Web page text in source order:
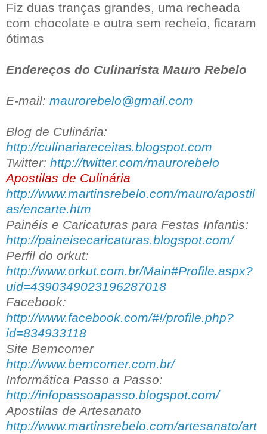
Fiz duas tranças grandes, uma recheada
com chocolate e outra sem recheio, ficaram
ótimas
Endereços do Culinarista Mauro Rebelo
E-mail: maurorebelo@gmail.com
Blog de Culinária:
http://culinariareceitas.blogspot.com
Twitter: http://twitter.com/maurorebelo
Apostilas de Culinária
http://www.martinsrebelo.com/mauro/apostil
as/encarte.htm
Painéis e Caricaturas para Festas Infantis:
http://paineisecaricaturas.blogspot.com/
Perfil do orkut:
http://www.orkut.com.br/Main#Profile.aspx?
uid=4390349023196287018
Facebook:
http://www.facebook.com/#!/profile.php?
id=834933118
Site Bemcomer
http://www.bemcomer.com.br/
Informática Passo a Passo:
http://infopassoapasso.blogspot.com/
Apostilas de Artesanato
http://www.martinsrebelo.com/artesanato/art